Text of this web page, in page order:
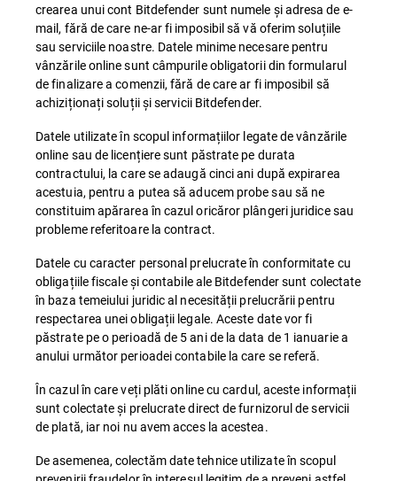
crearea unui cont Bitdefender sunt numele și adresa de e-
mail, fără de care ne-ar fi imposibil să vă oferim soluțiile
sau serviciile noastre. Datele minime necesare pentru
vânzările online sunt câmpurile obligatorii din formularul
de finalizare a comenzii, fără de care ar fi imposibil să
achiziționați soluții și servicii Bitdefender.
Datele utilizate în scopul informațiilor legate de vânzările
online sau de licențiere sunt păstrate pe durata
contractului, la care se adaugă cinci ani după expirarea
acestuia, pentru a putea să aducem probe sau să ne
constituim apărarea în cazul oricăror plângeri juridice sau
probleme referitoare la contract.
Datele cu caracter personal prelucrate în conformitate cu
obligațiile fiscale și contabile ale Bitdefender sunt colectate
în baza temeiului juridic al necesității prelucrării pentru
respectarea unei obligații legale. Aceste date vor fi
păstrate pe o perioadă de 5 ani de la data de 1 ianuarie a
anului următor perioadei contabile la care se referă.
În cazul în care veți plăti online cu cardul, aceste informații
sunt colectate și prelucrate direct de furnizorul de servicii
de plată, iar noi nu avem acces la acestea.
De asemenea, colectăm date tehnice utilizate în scopul